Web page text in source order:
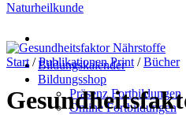
Bildungskalender
Bildungsshop
Präsenz Fortbildungen
Online Fortbildungen
Start / Publikationen Print / Bücher